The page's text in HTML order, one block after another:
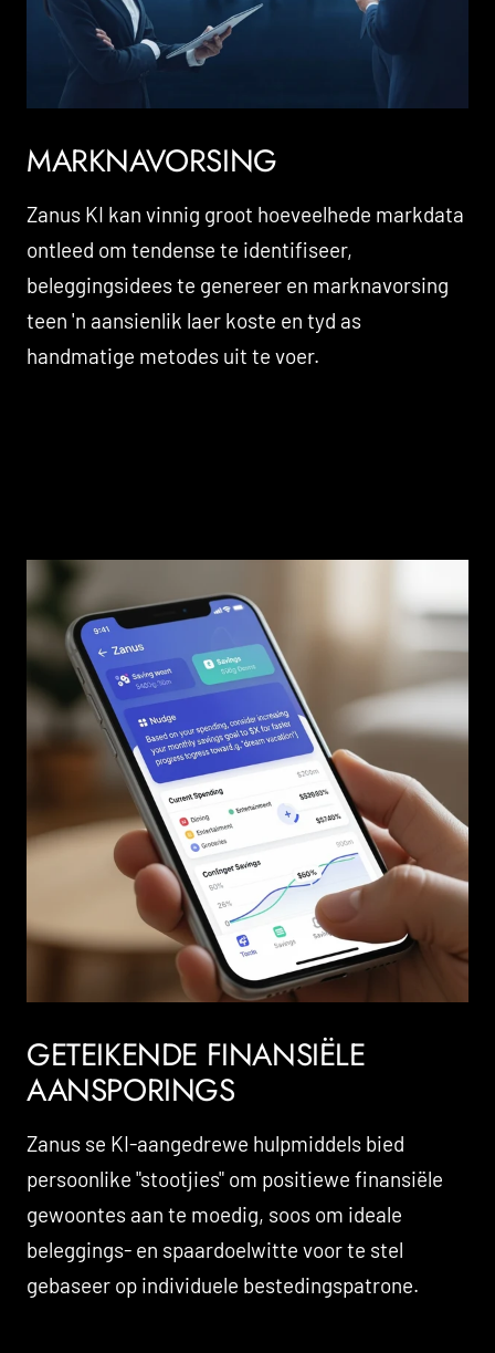
MARKNAVORSING
Zanus KI kan vinnig groot hoeveelhede markdata
ontleed om tendense te identifiseer,
beleggingsidees te genereer en marknavorsing
teen 'n aansienlik laer koste en tyd as
handmatige metodes uit te voer.
GETEIKENDE FINANSIËLE
AANSPORINGS
Zanus se KI-aangedrewe hulpmiddels bied
persoonlike "stootjies" om positiewe finansiële
gewoontes aan te moedig, soos om ideale
beleggings- en spaardoelwitte voor te stel
gebaseer op individuele bestedingspatrone.